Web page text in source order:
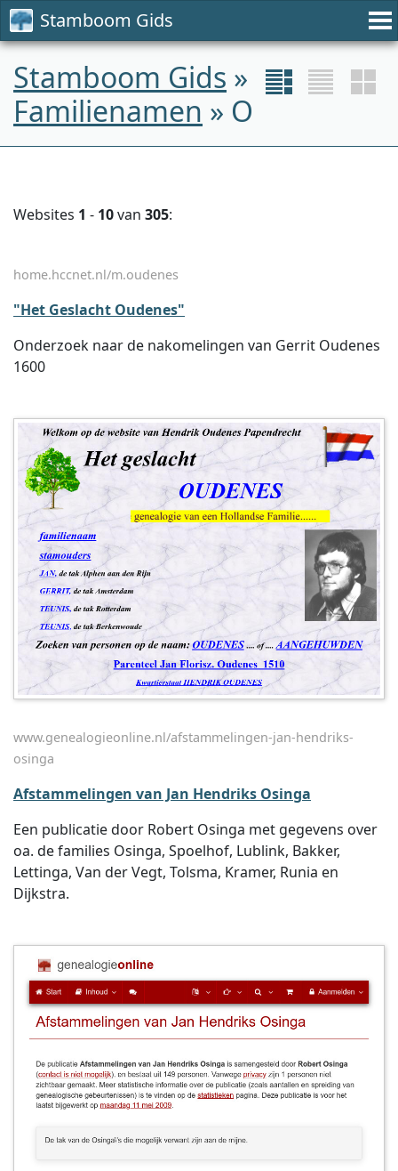
Stamboom Gids
Stamboom Gids »
Familienamen » O
Websites 1 - 10van 305:
home.hccnet.nl/m.oudenes
"Het Geslacht Oudenes"
Onderzoek naar de nakomelingen van Gerrit Oudenes
1600
www.genealogieonline.nl/afstammelingen-jan-hendriks-
osinga
Afstammelingen van Jan Hendriks Osinga
Een publicatie door Robert Osinga met gegevens over
oa. de families Osinga, Spoelhof, Lublink, Bakker,
Lettinga, Van der Vegt, Tolsma, Kramer, Runia en
Dijkstra.